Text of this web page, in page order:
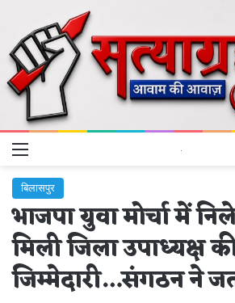
Menu
बिलासपुर
भाजपा युवा मोर्चा में
मिली जिला उपाध्यक्ष
जिम्मेदारी…संगठन ने